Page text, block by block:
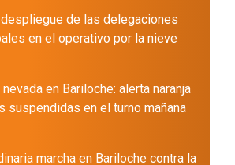
de las delegaciones
en el operativo por la nieve
en Bariloche: alerta naranja
suspendidas en el turno mañana
marcha en Bariloche contra la